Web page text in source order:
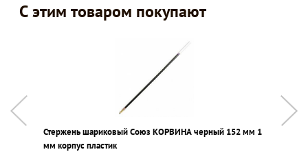
С этим товаром покупают
Стержень шариковый Союз КОРВИНА черный 152 мм 1
мм корпус пластик